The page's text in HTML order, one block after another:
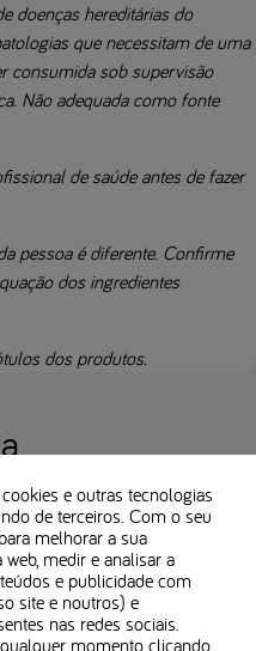
doenças hereditárias do
que necessitam de uma
consumida sob supervisão
Não adequada como fonte
de saúde antes de fazer
pessoa é diferente. Confirme
dos ingredientes
dos produtos.
e outras tecnologias
de terceiros. Com o seu
melhorar a sua
medir e analisar a
e publicidade com
site e noutros) e
nas redes sociais.
momento clicando